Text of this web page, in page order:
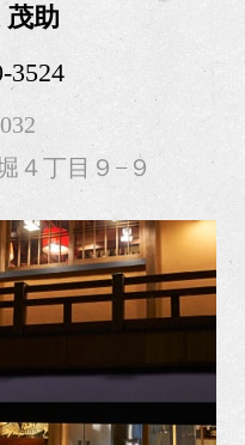
茂助
3524
４丁目９−９